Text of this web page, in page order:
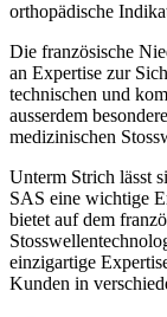
orthopädische
Die französische
an Expertise zur
technischen und
ausserdem
medizinischen
Unterm Strich lässt
SAS eine wichtige
bietet auf dem
einzigartige
Kunden in